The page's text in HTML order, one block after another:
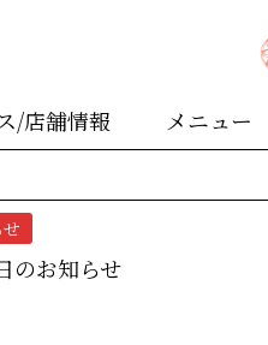
/店舗情報 メニュー
のお知らせ